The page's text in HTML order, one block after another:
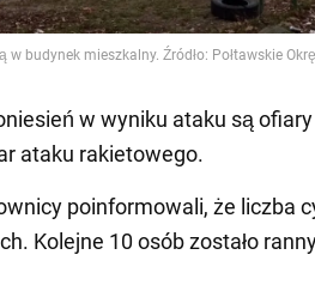
w wyniku ataku są
ataku rakietowego.
poinformowali, że liczba
Kolejne 10 osób zostało